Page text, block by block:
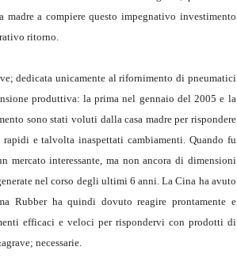
a compiere questo impegnativo investimento
ritorno.
dedicata unicamente al rifornimento di pneumatici
produttiva: la prima nel gennaio del 2005 e la
sono stati voluti dalla casa madre per rispondere
e talvolta inaspettati cambiamenti. Quando fu
mercato interessante, ma non ancora di dimensioni
nel corso degli ultimi 6 anni. La Cina ha avuto
Rubber ha quindi dovuto reagire prontamente e
efficaci e veloci per rispondervi con prodotti di
necessarie.